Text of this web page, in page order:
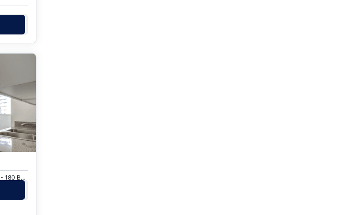
Hamilton, ON · Sunder and Company Inc. - 180 Bold St.